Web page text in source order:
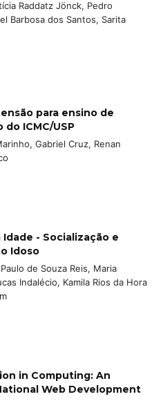
Raddatz Jönck, Pedro
Barbosa dos Santos, Sarita
para ensino de
ICMC/USP
Gabriel Cruz, Renan
- Socialização e
Idoso
de Souza Reis, Maria
Indalécio, Kamila Rios da Hora
in Computing: An
Web Development